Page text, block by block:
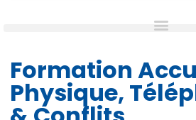
Formation
Physique,